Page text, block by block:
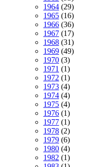
1964 (29)
1965 (16)
1966 (36)
1967 (17)
1968 (31)
1969 (49)
1970 (3)
1971 (1)
1972 (1)
1973 (4)
1974 (4)
1975 (4)
1976 (1)
1977 (1)
1978 (2)
1979 (6)
1980 (4)
1982 (1)